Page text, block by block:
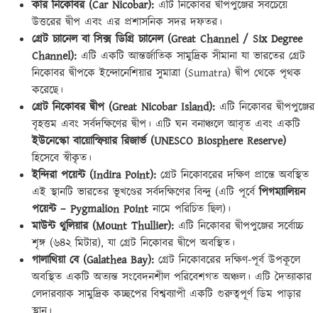
কার নিকোবর (Car Nicobar): এটি নিকোবর দ্বীপপুঞ্জের সবচেয়ে
উত্তরের দ্বীপ এবং এর প্রশাসনিক সদর দফতর।
গ্রেট চ্যানেল বা সিক্স ডিগ্রি চ্যানেল (Great Channel / Six Degree
Channel): এটি একটি আন্তর্জাতিক সামুদ্রিক সীমানা যা ভারতের গ্রেট
নিকোবর দ্বীপকে ইন্দোনেশিয়ার সুমাত্রা (Sumatra) দ্বীপ থেকে পৃথক
করেছে।
গ্রেট নিকোবর দ্বীপ (Great Nicobar Island): এটি নিকোবর দ্বীপপুঞ্জের
বৃহত্তম এবং সর্বদক্ষিণের দ্বীপ। এটি ঘন বনাঞ্চলে আবৃত এবং একটি
ইউনেস্কো বায়োস্ফিয়ার রিজার্ভ (UNESCO Biosphere Reserve)
হিসেবে স্বীকৃত।
ইন্দিরা পয়েন্ট (Indira Point): গ্রেট নিকোবরের দক্ষিণ প্রান্তে অবস্থিত
এই স্থানটি ভারতের ভূখণ্ডের সর্বদক্ষিণের বিন্দু (এটি পূর্বেপিগম্যালিয়ন
পয়েন্ট – Pygmalion Point নামে পরিচিত ছিল)।
মাউন্ট থুলিয়ার (Mount Thullier): এটি নিকোবর দ্বীপপুঞ্জের সর্বোচ্চ
শৃঙ্গ (৬৪২ মিটার), যা গ্রেট নিকোবর দ্বীপে অবস্থিত।
গালাথিয়া বে (Galathea Bay): গ্রেট নিকোবরের দক্ষিণ-পূর্ব উপকূলে
অবস্থিত একটি অত্যন্ত সংবেদনশীল পরিবেশগত অঞ্চল। এটি দৈত্যাকার
লেদারব্যাক সামুদ্রিক কচ্ছপের বিশ্বব্যাপী একটি গুরুত্বপূর্ণ ডিম পাড়ার